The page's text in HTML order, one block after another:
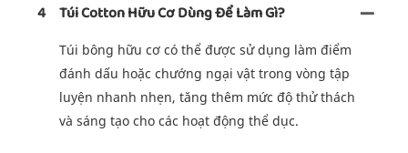
4 Túi Cotton Hữu Cơ Dùng Để Làm Gì?
Túi bông hữu cơ có thể được sử dụng làm điểm
đánh dấu hoặc chướng ngại vật trong vòng tập
luyện nhanh nhẹn, tăng thêm mức độ thử thách
và sáng tạo cho các hoạt động thể dục.